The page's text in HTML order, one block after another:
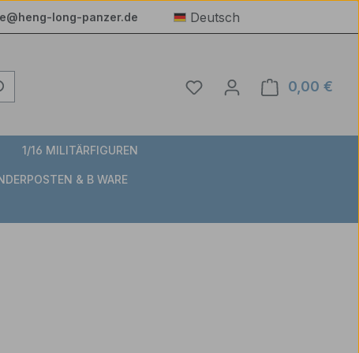
long-panzer.de Deutsch
Du hast 0 Produkte auf
0,00 €
1/16 MILITÄRFIGUREN
& B WARE